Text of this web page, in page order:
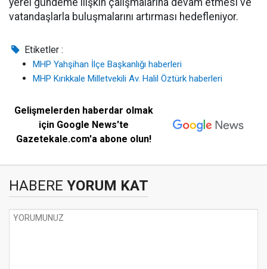
yerel gündeme ilişkin çalışmalarına devam etmesi ve
vatandaşlarla buluşmalarını artırması hedefleniyor.
Etiketler :
MHP Yahşihan İlçe Başkanlığı haberleri
MHP Kırıkkale Milletvekili Av. Halil Öztürk haberleri
Gelişmelerden haberdar olmak
için Google News'te
Gazetekale.com'a abone olun!
HABERE YORUM KAT